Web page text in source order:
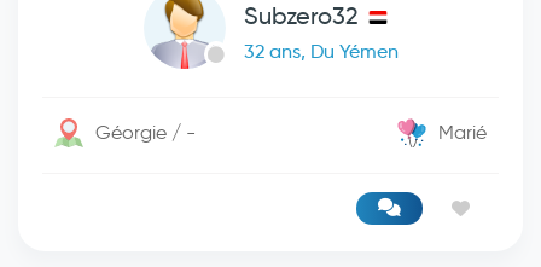
Subzero32
32 ans, Du Yémen
Géorgie / - Marié